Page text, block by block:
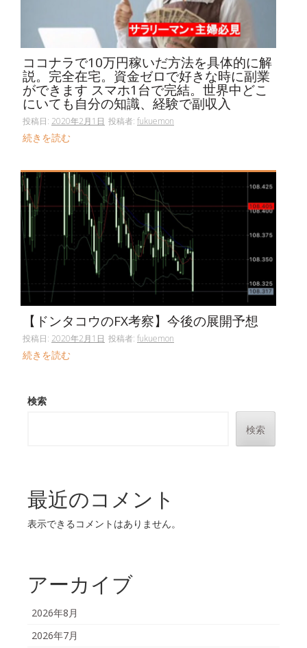
ココナラで10万円稼いだ方法を具体的に解
説。完全在宅。資金ゼロで好きな時に副業
ができます スマホ1台で完結。世界中どこ
にいても自分の知識、経験で副収入
投稿日: 2020年2月1日 投稿者: fukuemon
続きを読む
【ドンタコウのFX考察】今後の展開予想
投稿日: 2020年2月1日 投稿者: fukuemon
続きを読む
検索
検索
最近のコメント
表示できるコメントはありません。
アーカイブ
2026年8月
2026年7月